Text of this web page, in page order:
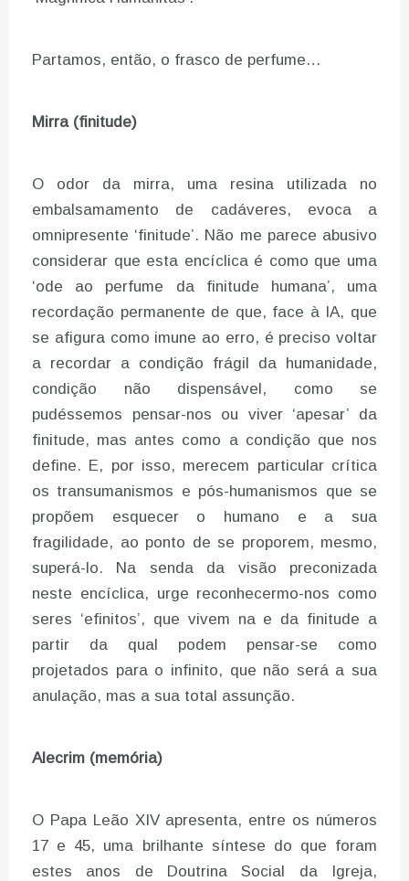
Partamos, então, o frasco de perfume…
Mirra (finitude)
O odor da mirra, uma resina utilizada no
embalsamamento de cadáveres, evoca a
omnipresente ‘finitude’. Não me parece abusivo
considerar que esta encíclica é como que uma
‘ode ao perfume da finitude humana’, uma
recordação permanente de que, face à IA, que
se afigura como imune ao erro, é preciso voltar
a recordar a condição frágil da humanidade,
condição não dispensável, como se
pudéssemos pensar-nos ou viver ‘apesar’ da
finitude, mas antes como a condição que nos
define. E, por isso, merecem particular crítica
os transumanismos e pós-humanismos que se
propõem esquecer o humano e a sua
fragilidade, ao ponto de se proporem, mesmo,
superá-lo. Na senda da visão preconizada
neste encíclica, urge reconhecermo-nos como
seres ‘efinitos’, que vivem na e da finitude a
partir da qual podem pensar-se como
projetados para o infinito, que não será a sua
anulação, mas a sua total assunção.
Alecrim (memória)
O Papa Leão XIV apresenta, entre os números
17 e 45, uma brilhante síntese do que foram
estes anos de Doutrina Social da Igreja,